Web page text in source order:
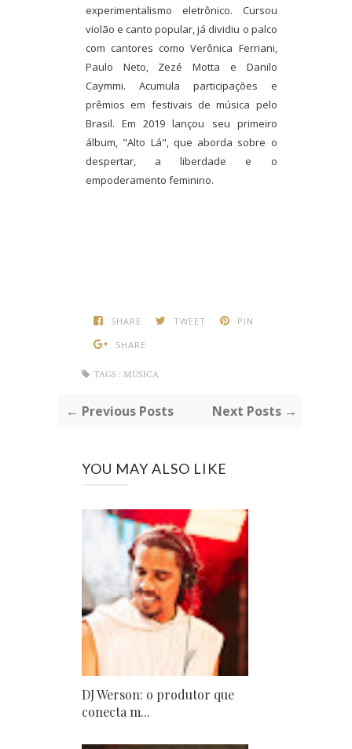
experimentalismo eletrônico. Cursou
violão e canto popular, já dividiu o palco
com cantores como Verônica Ferriani,
Paulo Neto, Zezé Motta e Danilo
Caymmi. Acumula participações e
prêmios em festivais de música pelo
Brasil. Em 2019 lançou seu primeiro
álbum, "Alto Lá", que aborda sobre o
despertar, a liberdade e o
empoderamento feminino.
SHARE TWEET
PIN
SHARE
TAGS : MÚSICA
← Previous Posts Next Posts →
YOU MAY ALSO LIKE
DJ Werson: o produtor que
conecta m...